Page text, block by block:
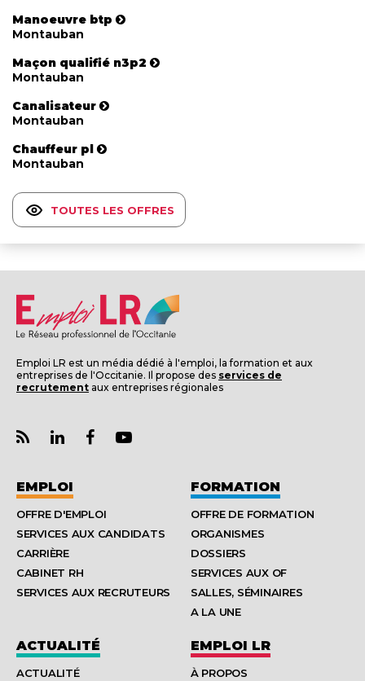
Manoeuvre btp
Montauban
Maçon qualifié n3p2
Montauban
Canalisateur
Montauban
Chauffeur pl
Montauban
TOUTES LES OFFRES
Emploi LR est un média dédié à l'emploi, la formation et aux
entreprises de l'Occitanie. Il propose des services de
recrutement aux entreprises régionales
EMPLOI
OFFRE D'EMPLOI
SERVICES AUX CANDIDATS
CARRIÈRE
CABINET RH
SERVICES AUX RECRUTEURS
FORMATION
OFFRE DE FORMATION
ORGANISMES
DOSSIERS
SERVICES AUX OF
SALLES, SÉMINAIRES
A LA UNE
ACTUALITÉ
ACTUALITÉ
EMPLOI LR
À PROPOS